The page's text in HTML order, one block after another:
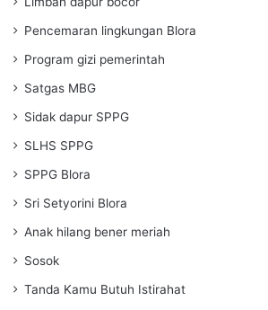
Pencemaran lingkungan Blora
Program gizi pemerintah
Satgas MBG
Sidak dapur SPPG
SLHS SPPG
SPPG Blora
Sri Setyorini Blora
Anak hilang bener meriah
Sosok
Tanda Kamu Butuh Istirahat